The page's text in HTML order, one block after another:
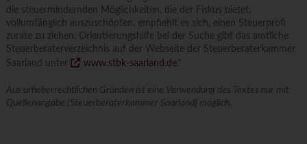
die steuermindernden Möglichkeiten, die der Fiskus bietet,
vollumfänglich auszuschöpfen, empfiehlt es sich, einen Steuerprofi
zurate zu ziehen. Orientierungshilfe bei der Suche gibt das amtliche
Steuerberaterverzeichnis auf der Webseite der Steuerberaterkammer
Saarland unter
www.stbk-saarland.de.“
Aus urheberrechtlichen Gründen ist eine Verwendung des Textes nur mit
Quellenangabe (Steuerberaterkammer Saarland) möglich.